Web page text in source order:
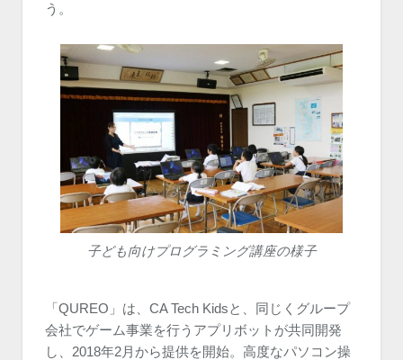
う。
子ども向けプログラミング講座の様子
「QUREO」は、CA Tech Kidsと、同じくグループ
会社でゲーム事業を行うアプリボットが共同開発
し、2018年2月から提供を開始。高度なパソコン操